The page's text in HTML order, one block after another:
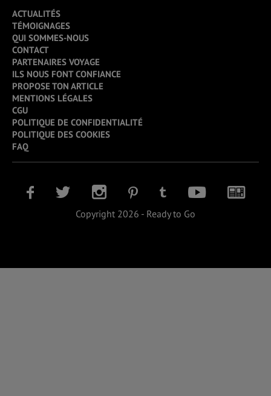
ACTUALITÉS
TÉMOIGNAGES
QUI SOMMES-NOUS
CONTACT
PARTENAIRES VOYAGE
ILS NOUS FONT CONFIANCE
PROPOSE TON ARTICLE
MENTIONS LÉGALES
CGU
POLITIQUE DE CONFIDENTIALITÉ
POLITIQUE DES COOKIES
FAQ
Copyright 2026 - Ready to Go